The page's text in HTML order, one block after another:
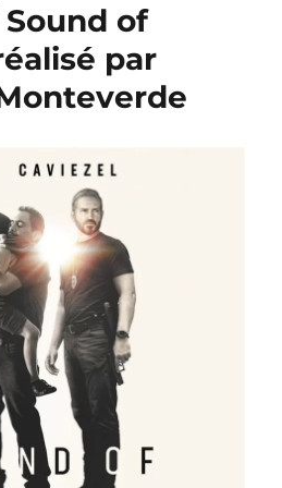
Sound of
par